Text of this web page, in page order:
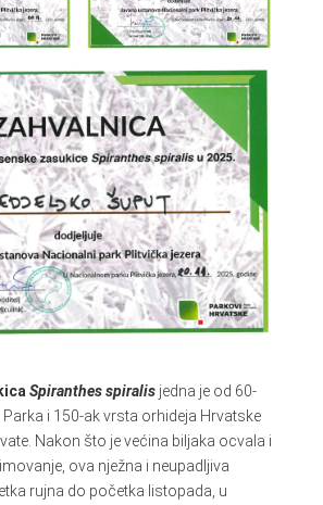
Spiranthes spiralis jedna je od 60-
i 150-ak vrsta orhideja Hrvatske
Nakon što je većina biljaka ocvala i
ova nježna i neupadljiva
rujna do početka listopada, u